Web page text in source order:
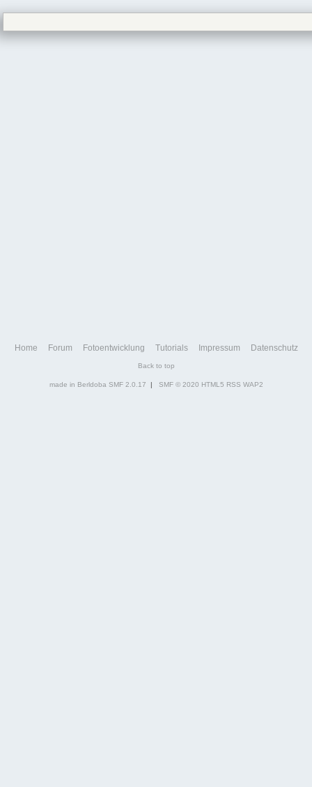
Home Forum Fotoentwicklung Tutorials Impressum Datenschutz
Back to top
made in Berldoba SMF 2.0.17 | SMF © 2020 HTML5 RSS WAP2